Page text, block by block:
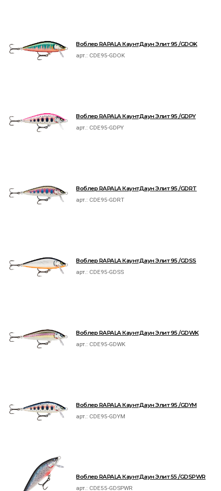
Воблер RAPALA КаунтДаун Элит 95 /GDOK
арт.: CDE95-GDOK
Воблер RAPALA КаунтДаун Элит 95 /GDPY
арт.: CDE95-GDPY
Воблер RAPALA КаунтДаун Элит 95 /GDRT
арт.: CDE95-GDRT
Воблер RAPALA КаунтДаун Элит 95 /GDSS
арт.: CDE95-GDSS
Воблер RAPALA КаунтДаун Элит 95 /GDWK
арт.: CDE95-GDWK
Воблер RAPALA КаунтДаун Элит 95 /GDYM
арт.: CDE95-GDYM
Воблер RAPALA КаунтДаун Элит 55 /GDSPWR
арт.: CDE55-GDSPWR